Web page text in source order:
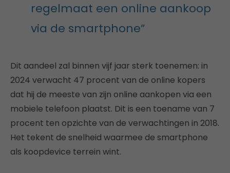
regelmaat een online aankoop
via de smartphone”
Dit aandeel zal binnen vijf jaar sterk toenemen: in
2024 verwacht 47 procent van de online kopers
dat hij de meeste van zijn online aankopen via een
mobiele telefoon plaatst. Dit is een toename van 7
procent ten opzichte van de verwachtingen in 2018.
Het tekent de snelheid waarmee de smartphone
als koopdevice terrein wint.